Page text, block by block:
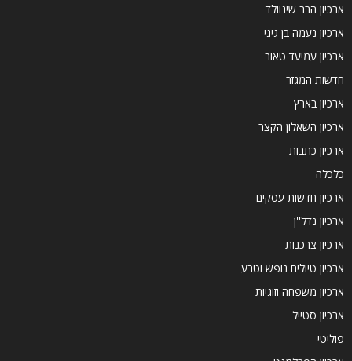
ארכיון הרב שינוולד
ארכיון נעמה בן גיגי
ארכיון עמיעד טאוב
חדשות המגזר
ארכיון בארץ
ארכיון השאלון הקצר
ארכיון כתבות
כלכלה
ארכיון חדשות עסקים
ארכיון נדל''ן
ארכיון צרכנות
ארכיון טיולים נופש וטבע
ארכיון משפחה וזוגיות
ארכיון סטייל
פוליטי